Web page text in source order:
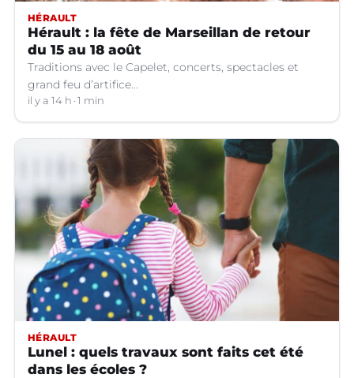
HÉRAULT
Hérault : la fête de Marseillan de retour
du 15 au 18 août
Traditions avec le Capelet, concerts, spectacles et
grand feu d’artifice...
il y a 14 h 1 min
HÉRAULT
Lunel : quels travaux sont faits cet été
dans les écoles ?